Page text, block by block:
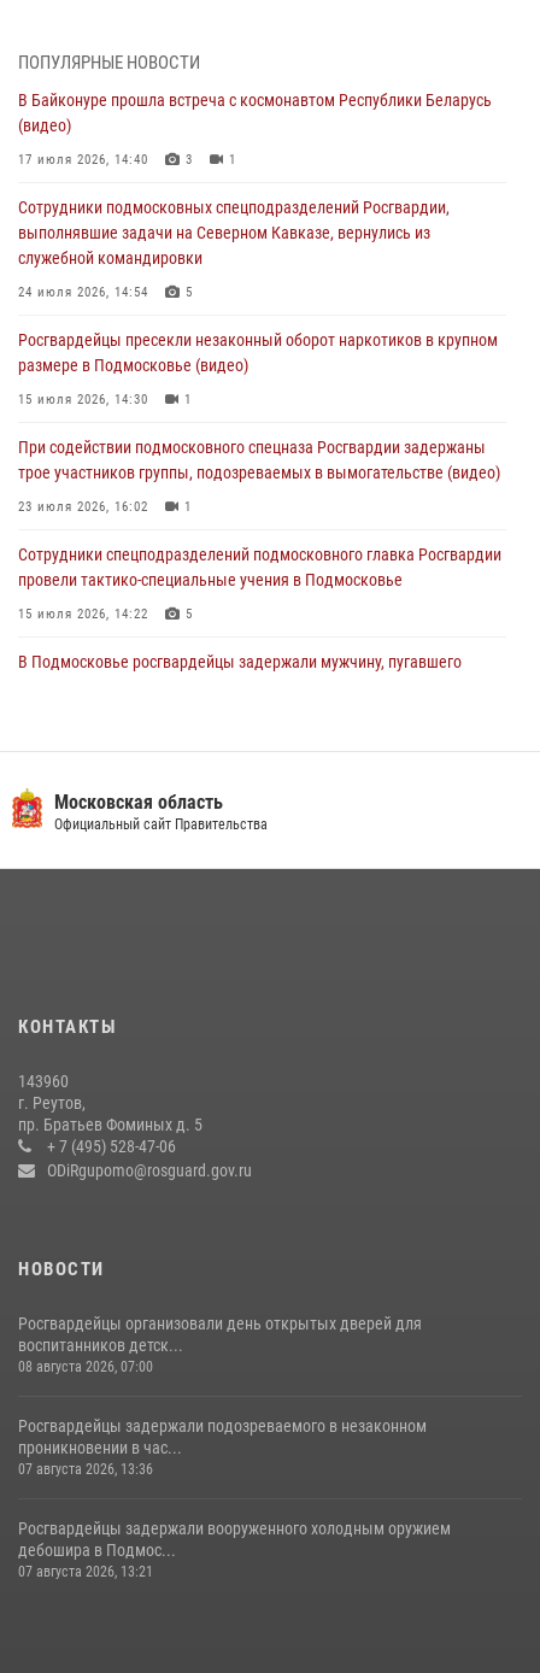
подозреваемые в организации незаконной миграции и
изготовлении поддельных документов (видео)
05 августа 2026, 15:48
Сотрудники спецподразделения подмосковного главка Росгвардии
отработали навыки огневой подготовки на комплексных учениях
04 августа 2026, 12:21
сигналам «Тревога» с охраняемых объектов в Подмосковье
04 августа 2026, 12:15
(видео)
03 августа 2026, 15:32
ПОПУЛЯРНЫЕ НОВОСТИ
В Байконуре прошла встреча с космонавтом Республики Беларусь
(видео)
17 июля 2026, 14:40 3 1
Сотрудники подмосковных спецподразделений Росгвардии,
выполнявшие задачи на Северном Кавказе, вернулись из
служебной командировки
24 июля 2026, 14:54 5
Росгвардейцы пресекли незаконный оборот наркотиков в крупном
размере в Подмосковье (видео)
15 июля 2026, 14:30 1
При содействии подмосковного спецназа Росгвардии задержаны
трое участников группы, подозреваемых в вымогательстве (видео)
23 июля 2026, 16:02 1
Сотрудники спецподразделений подмосковного главка Росгвардии
провели тактико-специальные учения в Подмосковье
15 июля 2026, 14:22 5
В Подмосковье росгвардейцы задержали мужчину, пугавшего
беспилотников в ДНР
22 июля 2026, 14:27
18 июля 2026, 07:03
сотрудников спецподразделений в преодолении полосы
препятствий со стрельбой
14 июля 2026, 15:13
Московская область
Официальный сайт Правительства
КОНТАКТЫ
143960
г. Реутов,
пр. Братьев Фоминых д. 5
+ 7 (495) 528-47-06
ODiRgupomo@rosguard.gov.ru
НОВОСТИ
Росгвардейцы организовали день открытых дверей для
воспитанников детск...
08 августа 2026, 07:00
Росгвардейцы задержали подозреваемого в незаконном
проникновении в час...
07 августа 2026, 13:36
Росгвардейцы задержали вооруженного холодным оружием
дебошира в Подмос...
07 августа 2026, 13:21